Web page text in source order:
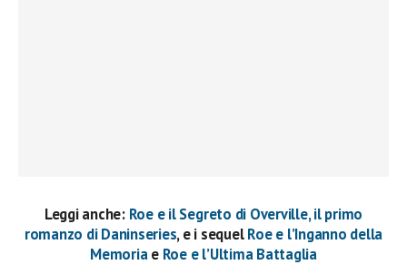
Leggi anche: Roe e il Segreto di Overville, il primo
romanzo di Daninseries, e i sequelRoe e l’Inganno della
Memoriae Roe e l’Ultima Battaglia